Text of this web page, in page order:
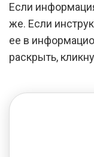
Если
же. Если
ее в
раскрыть,